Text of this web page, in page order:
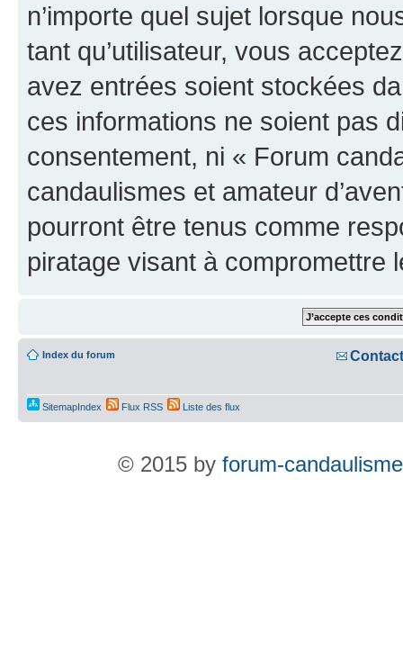
n’importe quel sujet lorsque
tant qu’utilisateur, vous
avez entrées soient stockées
ces informations ne soient pas
consentement, ni « Forum
candaulismes et amateur
pourront être tenus comme
piratage visant à compromettre
Index du forum Contact
SitemapIndex Flux RSS Liste des flux
© 2015 by forum-